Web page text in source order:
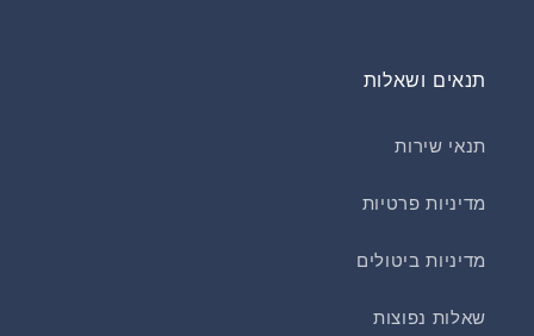
תנאים ושאלות
תנאי שירות
מדיניות פרטיות
מדיניות ביטולים
שאלות נפוצות